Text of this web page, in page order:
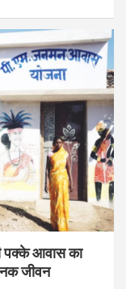
पक्के आवास का
जीवन